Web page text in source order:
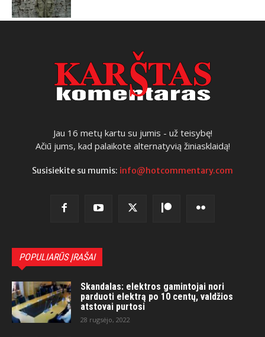
Jau 16 metų kartu su jumis - už teisybę!
Ačiū jums, kad palaikote alternatyvią žiniasklaidą!
Susisiekite su mumis: info@hotcommentary.com
POPULIARŪS ĮRAŠAI
Skandalas: elektros gamintojai nori
parduoti elektrą po 10 centų, valdžios
atstovai purtosi
28 rugsėjo, 2022